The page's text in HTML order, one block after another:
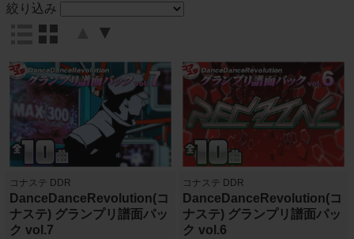
絞り込み
▼
コナステ DDR
DanceDanceRevolution(コ
ナステ) グランプリ譜面パッ
ク vol.7
コナステ DDR
DanceDanceRevolution(コ
ナステ) グランプリ譜面パッ
ク vol.6